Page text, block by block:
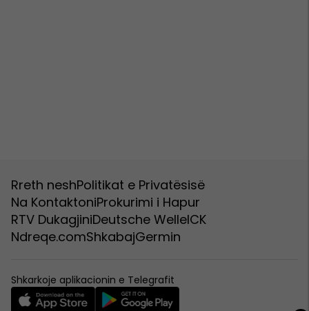
Rreth neshPolitikat e Privatësisë
Na KontaktoniProkurimi i Hapur
RTV DukagjiniDeutsche WelleICK
Ndreqe.comShkabajGermin
Shkarkoje aplikacionin e Telegrafit